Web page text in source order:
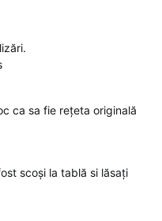
ca sa fie rețeta originală
scoși la tablă si lăsați